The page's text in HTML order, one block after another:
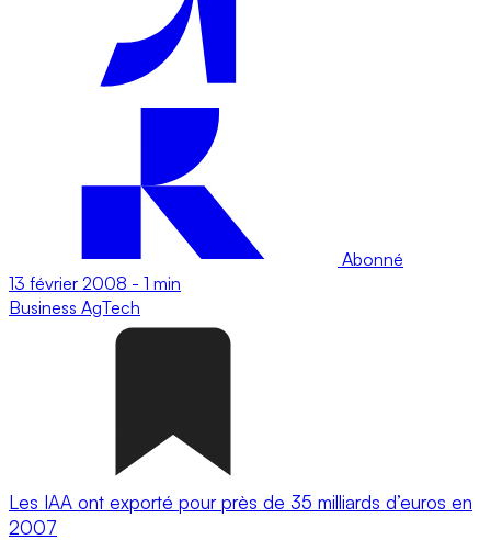
Abonné
13 février 2008 - 1 min
Business AgTech
Les IAA ont exporté pour près de 35 milliards d’euros en
2007